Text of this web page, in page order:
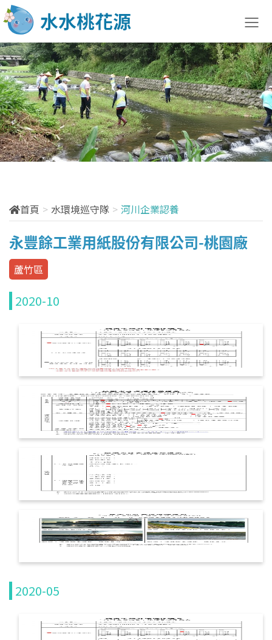
水土防治快訊
最新訊息
法規訊息
宣導說明會
訓練課程
花絮分享
水污染防治
許可審查申請
定期檢測申報
其他法規訊息
社區生活污水
社區專用污水下水道
化糞池污物處理
化糞池定期清理申報回傳
化糞池定期清理申報查詢
營建逕流廢水
自動連續監測
首頁 水環境巡守隊 河川企業認養
永豐餘工業用紙股份有限公司-桃園廠
蘆竹區
2020-10
2020-05